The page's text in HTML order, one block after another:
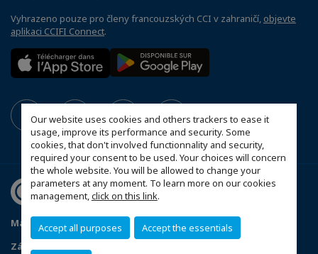
Our website uses cookies and others trackers to ease it
usage, improve its performance and security. Some
cookies, that don't involved functionnality and security,
required your consent to be used. Your choices will concern
the whole website. You will be allowed to change your
parameters at any moment. To learn more on our cookies
management,click on this link.
Accept all purposes Accept the essentials
Vyhrazeno pouze pro členy francouzských CCI v zahraničí, objevte
aplikaci CCIFI Connect.
Mapa webu Stanovy FČOK
Právní informace
Zásady ochrany osobních údajů